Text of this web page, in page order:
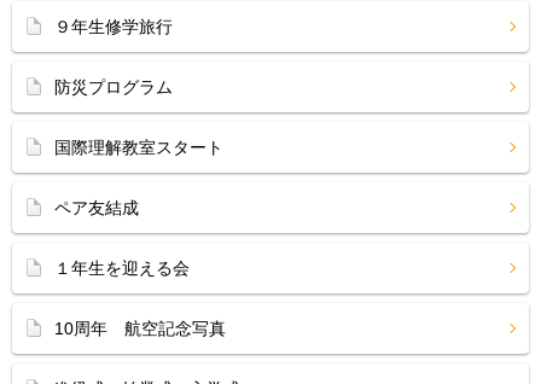
９年生修学旅行
防災プログラム
国際理解教室スタート
ペア友結成
１年生を迎える会
10周年 航空記念写真